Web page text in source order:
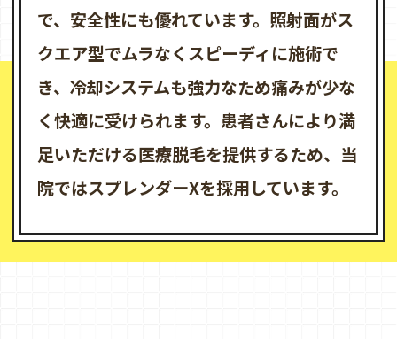
で、安全性にも優れています。照射面がス
クエア型でムラなくスピーディに施術で
き、冷却システムも強力なため痛みが少な
く快適に受けられます。患者さんにより満
足いただける医療脱毛を提供するため、当
院ではスプレンダーXを採用しています。